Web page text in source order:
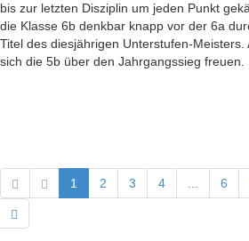
bis zur letzten Disziplin um jeden Punkt
die Klasse 6b denkbar knapp vor der 6a
Titel des diesjährigen Unterstufen-
sich die 5b über den Jahrgangssieg freuen.
1 2 3 4 6